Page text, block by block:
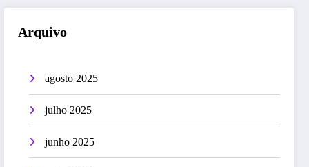
Arquivo
agosto 2025
julho 2025
junho 2025